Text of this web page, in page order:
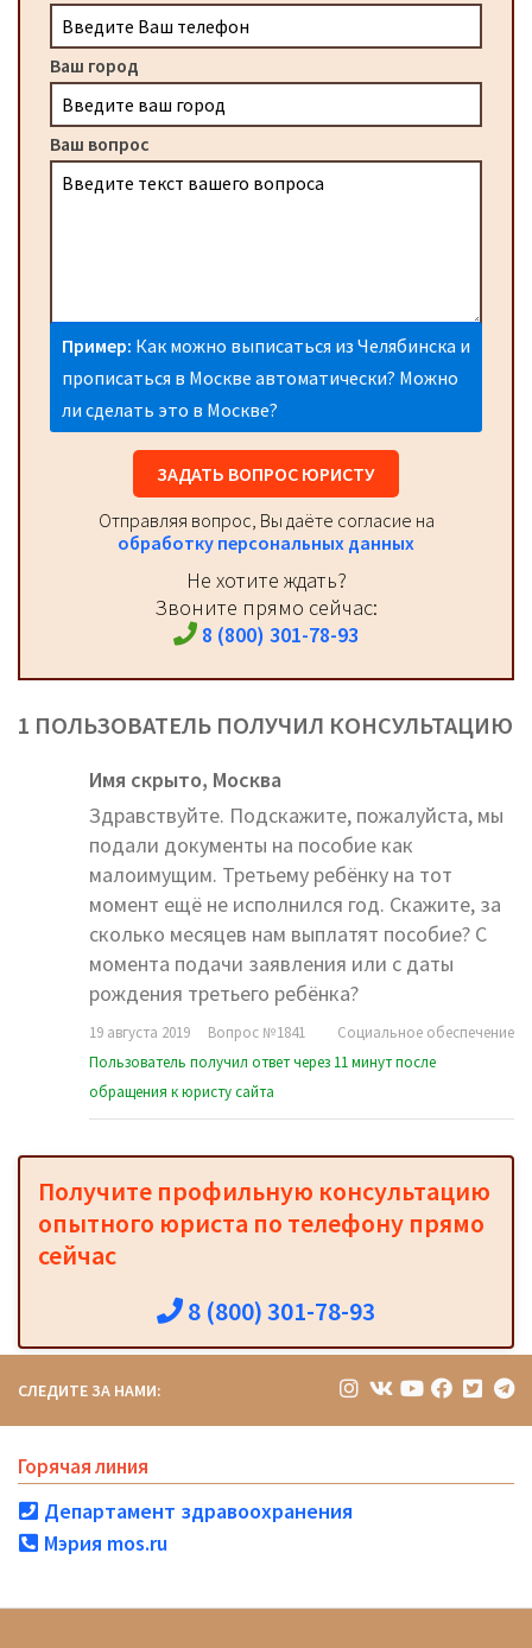
Ваш город
Ваш вопрос
Пример: Как можно выписаться из Челябинска и
прописаться в Москве автоматически? Можно
ли сделать это в Москве?
ЗАДАТЬ ВОПРОС ЮРИСТУ
Отправляя вопрос, Вы даёте согласие на
обработку персональных данных
Не хотите ждать?
Звоните прямо сейчас:
8 (800) 301-78-93
1 ПОЛЬЗОВАТЕЛЬ ПОЛУЧИЛ КОНСУЛЬТАЦИЮ
Имя скрыто, Москва
Здравствуйте. Подскажите, пожалуйста, мы
подали документы на пособие как
малоимущим. Третьему ребёнку на тот
момент ещё не исполнился год. Скажите, за
сколько месяцев нам выплатят пособие? С
момента подачи заявления или с даты
рождения третьего ребёнка?
19 августа 2019 Вопрос №1841
Социальное обеспечение
Пользователь получил ответ через 11 минут после
обращения к юристу сайта
Получите профильную консультацию
опытного юриста по телефону прямо
сейчас
8 (800) 301-78-93
СЛЕДИТЕ ЗА НАМИ:
Горячая линия
Департамент здравоохранения
Мэрия mos.ru